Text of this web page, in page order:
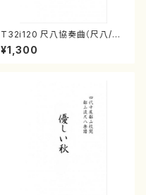
T32i120 尺八協奏曲（尺八/二
代 山本邦山/尺八/都山式譜）都
山流公刊楽譜曲番:569
¥1,300